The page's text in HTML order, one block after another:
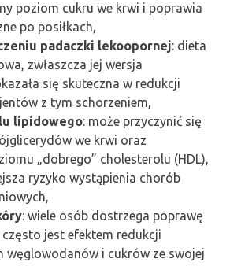
poziom cukru we krwi i poprawia
po posiłkach,
padaczki lekoopornej: dieta
zwłaszcza jej wersja
się skuteczna w redukcji
z tym schorzeniem,
lipidowego: może przyczynić się
we krwi oraz
„dobrego” cholesterolu (HDL),
ryzyko wystąpienia chorób
: wiele osób dostrzega poprawę
jest efektem redukcji
węglowodanów i cukrów ze swojej